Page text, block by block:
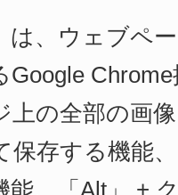
は、ウェブペ
上の全部の画
保存する機能
能、「Alt」 +